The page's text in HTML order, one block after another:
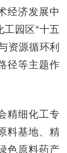
经济发展中
园区“十五
资源循环利
径等主题作
细化工专
料基地、精
色原料药产